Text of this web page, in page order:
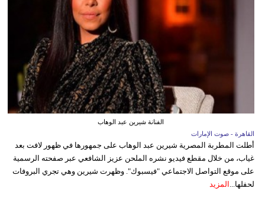
الفنانة شيرين عبد الوهاب
القاهرة - صوت الإمارات
أطلت المطربة المصرية شيرين عبد الوهاب على جمهورها في ظهور لافت بعد
غياب، من خلال مقطع فيديو نشره الملحن عزيز الشافعي عبر صفحته الرسمية
على موقع التواصل الاجتماعي "فيسبوك". وظهرت شيرين وهي تجري البروفات
لحفلها... المزيد